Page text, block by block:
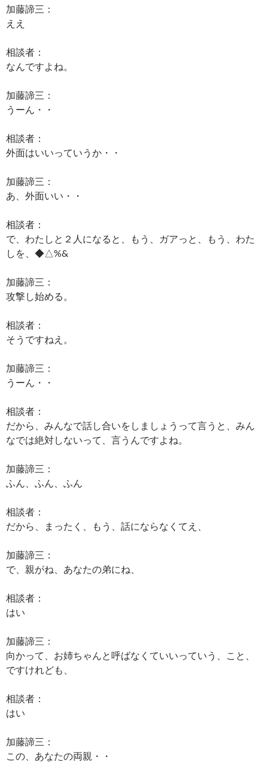
加藤諦三：
ええ
相談者：
なんですよね。
加藤諦三：
うーん・・
相談者：
外面はいいっていうか・・
加藤諦三：
あ、外面いい・・
相談者：
で、わたしと２人になると、もう、ガアっと、もう、わた
しを、◆△%&
加藤諦三：
攻撃し始める。
相談者：
そうですねえ。
加藤諦三：
うーん・・
相談者：
だから、みんなで話し合いをしましょうって言うと、みん
なでは絶対しないって、言うんですよね。
加藤諦三：
ふん、ふん、ふん
相談者：
だから、まったく、もう、話にならなくてえ、
加藤諦三：
で、親がね、あなたの弟にね、
相談者：
はい
加藤諦三：
向かって、お姉ちゃんと呼ばなくていいっていう、こと、
ですけれども、
相談者：
はい
加藤諦三：
この、あなたの両親・・